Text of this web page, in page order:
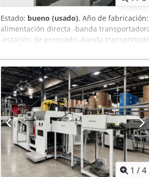
Estado: bueno (usado), Año de fabricación:
alimentación directa -banda
-estación de prensado -banda
1 /4